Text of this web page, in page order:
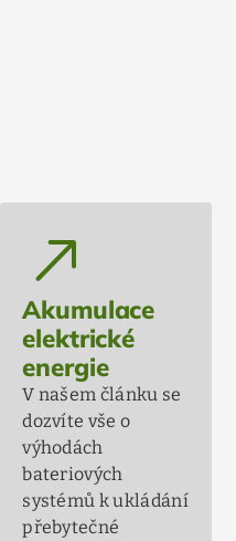
north_east
Akumulace
elektrické
energie
V našem článku se
dozvíte vše o
výhodách
bateriových
systémů k ukládání
přebytečné